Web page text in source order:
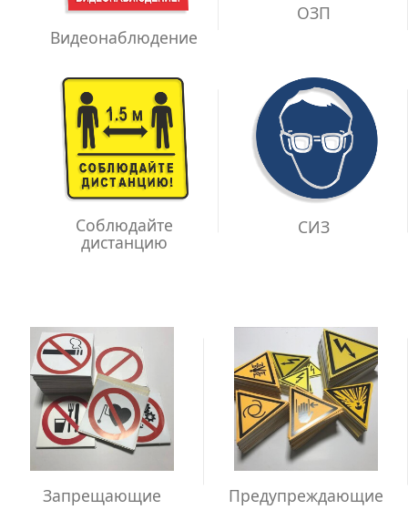
Видеонаблюдение
ОЗП
Соблюдайте
дистанцию
СИЗ
Запрещающие Предупреждающие